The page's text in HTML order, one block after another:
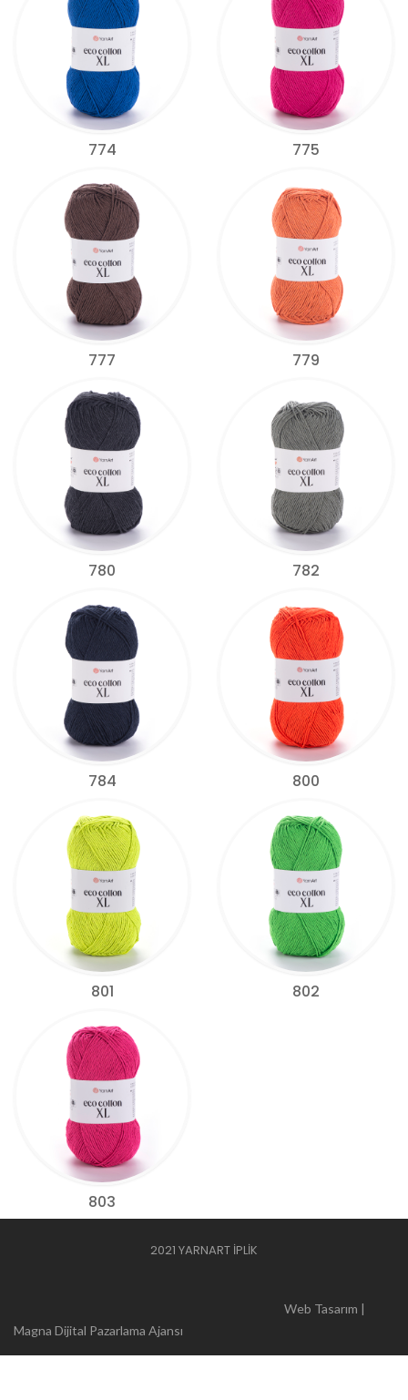
774 775
777 779
780 782
784 800
801 802
803
2021 YARNART İPLİK
Web Tasarım |
Magna Dijital Pazarlama Ajansı